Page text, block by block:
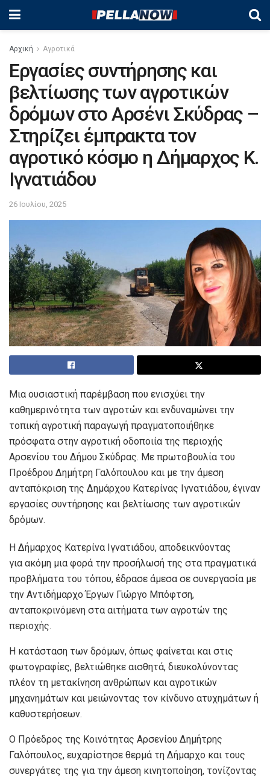
Αρχική Αγροτικά
Εργασίες συντήρησης και
βελτίωσης των αγροτικών
δρόμων στο Αρσένι Σκύδρας –
Στηρίζει έμπρακτα τον
αγροτικό κόσμο η Δήμαρχος Κ.
Ιγνατιάδου
26 Ιουλίου, 2025
Μια ουσιαστική παρέμβαση που ενισχύει την
καθημερινότητα των αγροτών και ενδυναμώνει την
τοπική αγροτική παραγωγή πραγματοποιήθηκε
πρόσφατα στην αγροτική οδοποιία της περιοχής
Αρσενίου του Δήμου Σκύδρας. Με πρωτοβουλία του
Προέδρου Δημήτρη Γαλόπουλου και με την άμεση
ανταπόκριση της Δημάρχου Κατερίνας Ιγνατιάδου, έγιναν
εργασίες συντήρησης και βελτίωσης των αγροτικών
δρόμων.
Η Δήμαρχος Κατερίνα Ιγνατιάδου, αποδεικνύοντας
για ακόμη μια φορά την προσήλωσή της στα πραγματικά
προβλήματα του τόπου, έδρασε άμεσα σε συνεργασία με
την Αντιδήμαρχο Έργων Γιώργο Μπόφτση,
ανταποκρινόμενη στα αιτήματα των αγροτών της
περιοχής.
Η κατάσταση των δρόμων, όπως φαίνεται και στις
φωτογραφίες, βελτιώθηκε αισθητά, διευκολύνοντας
πλέον τη μετακίνηση ανθρώπων και αγροτικών
μηχανημάτων και μειώνοντας τον κίνδυνο ατυχημάτων ή
καθυστερήσεων.
Ο Πρόεδρος της Κοινότητας Αρσενίου Δημήτρης
Γαλόπουλος, ευχαρίστησε θερμά τη Δήμαρχο και τους
συνεργάτες της για την άμεση κινητοποίηση, τονίζοντας